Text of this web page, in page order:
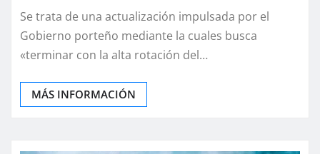
Se trata de una actualización impulsada por el
Gobierno porteño mediante la cuales busca
«terminar con la alta rotación del…
MÁS INFORMACIÓN